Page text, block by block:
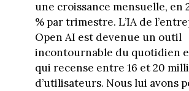
une croissance mensuelle, en
% par trimestre. L’IA de
Open AI est devenue un outil
incontournable du quotidien
qui recense entre 16 et 20
d’utilisateurs. Nous lui avons